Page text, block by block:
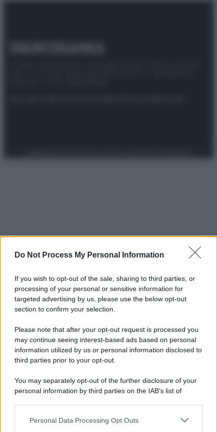
Do Not Process My Personal Information
If you wish to opt-out of the sale, sharing to third parties, or
processing of your personal or sensitive information for
targeted advertising by us, please use the below opt-out
section to confirm your selection.
Please note that after your opt-out request is processed you
may continue seeing interest-based ads based on personal
information utilized by us or personal information disclosed to
third parties prior to your opt-out.
You may separately opt-out of the further disclosure of your
personal information by third parties on the IAB’s list of
This information may also be disclosed by us to third parties
Personal Data Processing Opt Outs